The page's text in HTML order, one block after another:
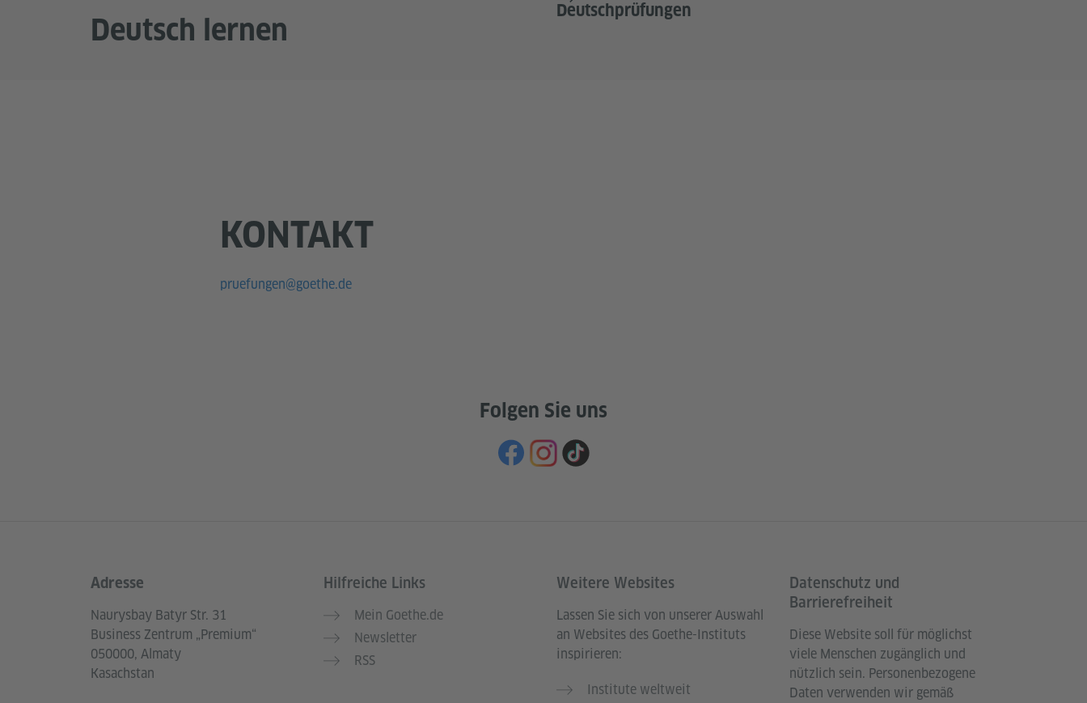
Deutsch lernen
Deutschprüfungen
KONTAKT
pruefungen@goethe.de
Folgen Sie uns
Service- und Informationsbereich
Adresse
Naurysbay Batyr Str. 31
Business Zentrum „Premium“
050000, Almaty
Kasachstan
Hilfreiche Links
Mein Goethe.de
Newsletter
RSS
Weitere Websites
Lassen Sie sich von unserer Auswahl
an Websites des Goethe-Instituts
inspirieren:
Institute weltweit
Datenschutz und
Barrierefreiheit
Diese Website soll für möglichst
viele Menschen zugänglich und
nützlich sein. Personenbezogene
Daten verwenden wir gemäß